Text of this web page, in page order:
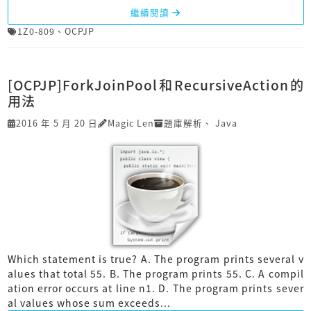
繼續閱讀
1Z0-809 、 OCPJP
[OCPJP]ForkJoinPool和RecursiveAction的
用法
2016 年 5 月 20 日 Magic Len 題庫解析 、 Java
Which statement is true? A. The program prints several v
alues that total 55. B. The program prints 55. C. A compil
ation error occurs at line n1. D. The program prints sever
al values whose sum exceeds...